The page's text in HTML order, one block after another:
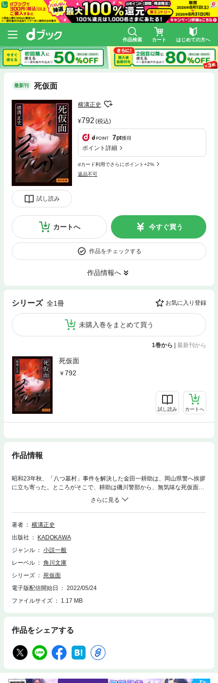
作品検索 カート はじめての方へ
最新刊 死仮面
試し読み
横溝正史
792 (税込)
7pt獲得
ポイント詳細
dカード利用でさらにポイント+2%
返品不可
カートへ 今すぐ買う
作品をチェックする
作品情報へ
シリーズ 全1冊 お気に入り登録
未購入巻をまとめて買う
1巻から | 最新刊から
死仮面
792
試し読み カートへ
作品情報
昭和23年秋、「八つ墓村」事件を解決した金田一耕助は、岡山県警へ挨拶
に立ち寄った。ところがそこで、耕助は磯川警部から、無気味な死仮面に
まつわる話を聞かされる。東京で人を殺し、岡山に潜伏中の女が腐爛死体
で発見され、現場に石膏のデスマスクが残されていたのだ。デスマスクは
いったい何の意味なのか。帰京した耕助は、死んだ女の姉の訪問をうけ、
さらに意外な事実を聞いて、この事件に強い興味をそそられた。三十年ぶ
著者
横溝正史
出版社
KADOKAWA
ジャンル
小説一般
レーベル
角川文庫
シリーズ
死仮面
電子版配信開始日
2022/05/24
ファイルサイズ
1.17 MB
作品をシェアする